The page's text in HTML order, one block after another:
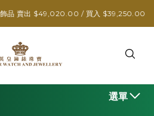
/ 買入 $39,250.00
選單